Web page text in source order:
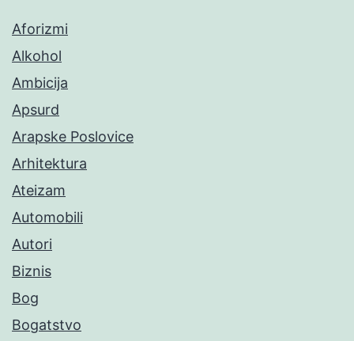
Aforizmi
Alkohol
Ambicija
Apsurd
Arapske Poslovice
Arhitektura
Ateizam
Automobili
Autori
Biznis
Bog
Bogatstvo